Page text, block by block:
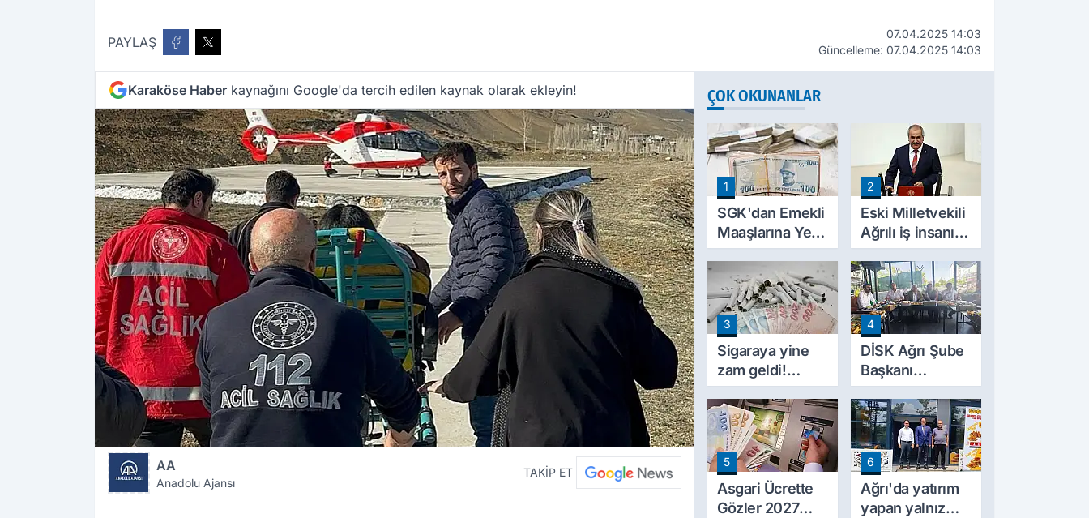
PAYLAŞ
07.04.2025 14:03
Güncelleme: 07.04.2025 14:03
Karaköse Haber kaynağını Google'da tercih edilen kaynak olarak ekleyin!
AA
Anadolu Ajansı
TAKİP ET
ÇOK OKUNANLAR
1
SGK'dan Emekli
Maaşlarına Yeni
Kesinti
Düzenlemesi!
Prim Borçları
Aylıklardan
Tahsil Edilecek
2
Eski Milletvekili
Ağrılı iş insanı
hayatını kaybetti
3
Sigaraya yine
zam geldi!
Fiyatlar 10 TL
arttı
4
DİSK Ağrı Şube
Başkanı
Erincik'ten Ağrı
Belediyesi'ne
sert tepki!
5
Asgari Ücrette
Gözler 2027
6
Ağrı'da yatırım
yapan yalnız